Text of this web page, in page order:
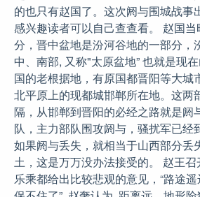
的也只有赵国了。这次阏与围城战事
感兴趣读者可以自己查查看。 赵国
分，晋中盆地是汾河谷地的一部分，
中、南部, 又称"太原盆地” 也就是现
国的老根据地，有原国都晋阳等大城
北平原上的现都城邯郸所在地。这两
隔，从邯郸到晋阳的必经之路就是阏
队，主力部队围攻阏与，骚扰军已经
如果阏与丢失，就相当于山西部分丢
土，这是万万没办法接受的。 赵王召
乐乘都给出比较悲观的意见，“路途